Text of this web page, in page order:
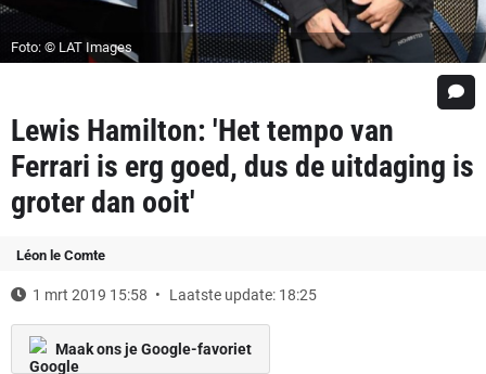
Foto: © LAT Images
Lewis Hamilton: 'Het tempo van
Ferrari is erg goed, dus de uitdaging is
groter dan ooit'
Léon le Comte
1 mrt 2019 15:58 Laatste update: 18:25
Maak ons je Google-favoriet